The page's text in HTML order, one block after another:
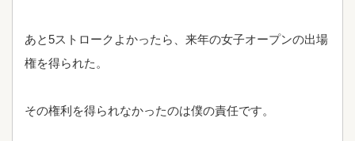
あと5ストロークよかったら、来年の女子オープンの出場
権を得られた。
その権利を得られなかったのは僕の責任です。